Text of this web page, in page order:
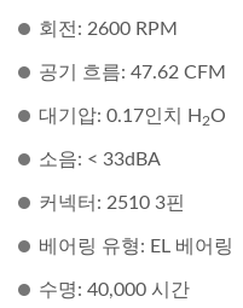
회전: 2600 RPM
공기 흐름: 47.62 CFM
대기압: 0.17인치 H 2O
소음: < 33dBA
커넥터: 2510 3핀
베어링 유형: EL 베어링
수명: 40,000 시간